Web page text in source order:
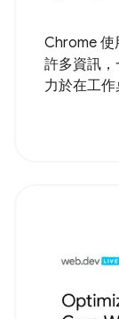
Chrome 使
許多資訊
力於在工作